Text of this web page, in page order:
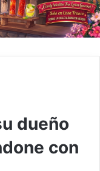
dueño
con